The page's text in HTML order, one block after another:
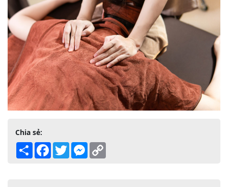
Chia sẻ:
Share Facebook
TwitterMessenger